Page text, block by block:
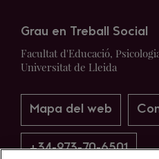
Grau en Treball Social
Facultat d'Educació,
Universitat de Lleida
Mapa del web
+34-973-70-6501